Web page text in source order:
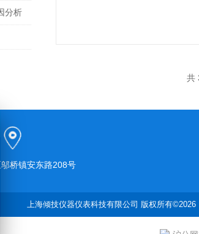
分析
共
桥镇安东路208号
上海倾技仪器仪表科技有限公司 版权所有©2026